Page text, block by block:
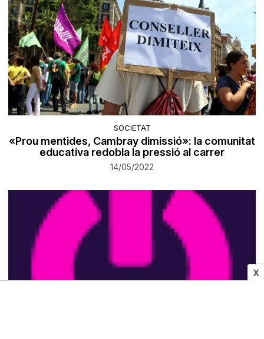
X
SOCIETAT
«Prou mentides, Cambray dimissió»: la comunitat
educativa redobla la pressió al carrer
14/05/2022